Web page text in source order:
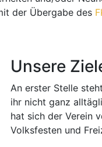
der Übergabe des
Unsere
An erster Stelle
ihr nicht ganz
hat sich der Verein
Volksfesten und